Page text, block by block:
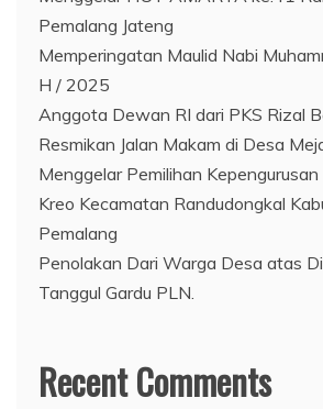
Pemalang Jateng
Memperingatan Maulid Nabi
H / 2025
Anggota Dewan RI dari PKS Rizal
Resmikan Jalan Makam di Desa
Menggelar Pemilihan
Kreo Kecamatan Randudongkal
Pemalang
Penolakan Dari Warga Desa atas
Tanggul Gardu PLN.
Recent Comments